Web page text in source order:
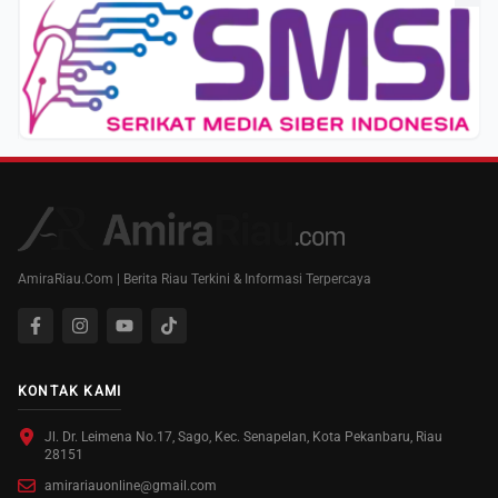
AmiraRiau.Com | Berita Riau Terkini & Informasi Terpercaya
KONTAK KAMI
Jl. Dr. Leimena No.17, Sago, Kec. Senapelan, Kota Pekanbaru, Riau
28151
amirariauonline@gmail.com